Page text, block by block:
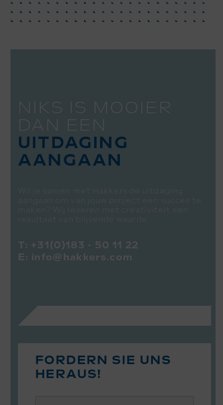
NIKS IS MOOIER
DAN EEN
UITDAGING
AANGAAN
Wil je samen met Hakkers de uitdaging
aangaan om van jouw project een succes te
maken? Wij leveren met creativiteit een
resultaat van blijvende waarde.
T: +31(0)183 - 50 11 22
E: info@hakkers.com
FORDERN SIE UNS
HERAUS!